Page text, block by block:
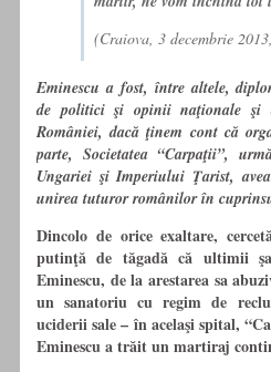
(Craiova, 3 decembrie
Eminescu a fost, între altele,
de politici şi opinii naţionale şi
României, dacă ţinem cont că
parte, Societatea “Carpaţii”,
Ungariei şi Imperiului Ţarist,
unirea tuturor românilor în
Dincolo de orice exaltare,
putinţă de tăgadă că ultimii
Eminescu, de la arestarea sa
un sanatoriu cu regim de
uciderii sale – în acelaşi spital,
Eminescu a trăit un martiraj